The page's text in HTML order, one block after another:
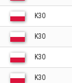
K30
K30
K30
K30